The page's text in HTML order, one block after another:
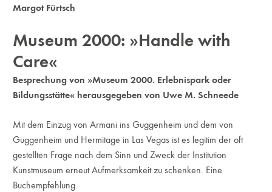
Margot Fürtsch
Museum 2000: »Handle with
Care«
Besprechung von »Museum 2000. Erlebnispark oder
Bildungsstätte« herausgegeben von Uwe M. Schneede
Mit dem Einzug von Armani ins Guggenheim und dem von
Guggenheim und Hermitage in Las Vegas ist es legitim der oft
gestellten Frage nach dem Sinn und Zweck der Institution
Kunstmuseum erneut Aufmerksamkeit zu schenken. Eine
Buchempfehlung.